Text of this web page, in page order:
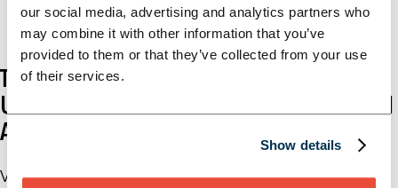
our social media, advertising and analytics partners who
may combine it with other information that you’ve
provided to them or that they’ve collected from your use
of their services.
Show details
TYPISCHE FEHLER BEI KI-INITIATIVEN
UND WAS ERFOLGREICHE UNTERNEHMEN
ANDERS MACHEN
Viele KI-Projekte scheitern nicht an der Technologie,